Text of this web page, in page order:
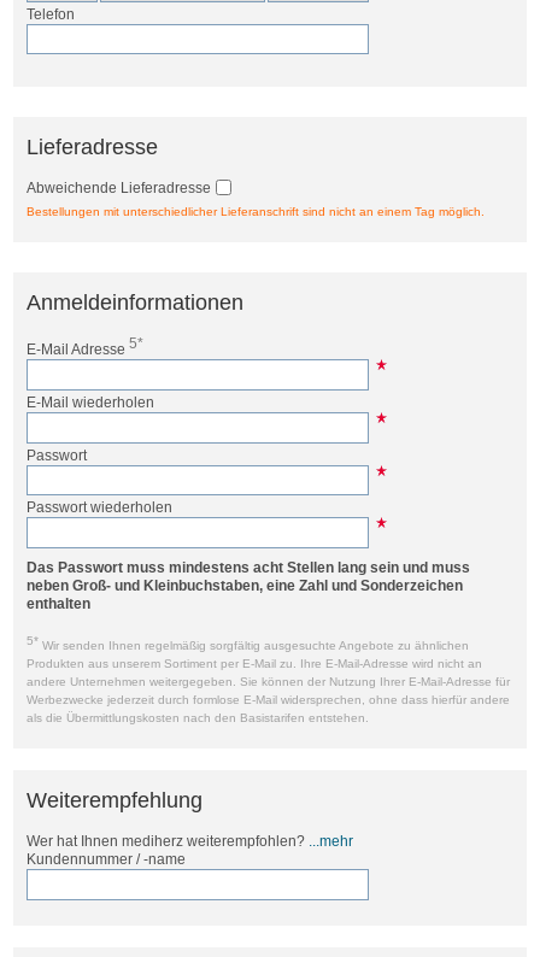
Telefon
Lieferadresse
Abweichende Lieferadresse
Bestellungen mit unterschiedlicher Lieferanschrift sind nicht an einem Tag möglich.
Anmeldeinformationen
E-Mail Adresse 5*
E-Mail wiederholen
Passwort
Passwort wiederholen
Das Passwort muss mindestens acht Stellen lang sein und muss
neben Groß- und Kleinbuchstaben, eine Zahl und Sonderzeichen
enthalten
5* Wir senden Ihnen regelmäßig sorgfältig ausgesuchte Angebote zu ähnlichen
Produkten aus unserem Sortiment per E-Mail zu. Ihre E-Mail-Adresse wird nicht an
andere Unternehmen weitergegeben. Sie können der Nutzung Ihrer E-Mail-Adresse für
Werbezwecke jederzeit durch formlose E-Mail widersprechen, ohne dass hierfür andere
als die Übermittlungskosten nach den Basistarifen entstehen.
Weiterempfehlung
Wer hat Ihnen mediherz weiterempfohlen? ...mehr
Kundennummer / -name